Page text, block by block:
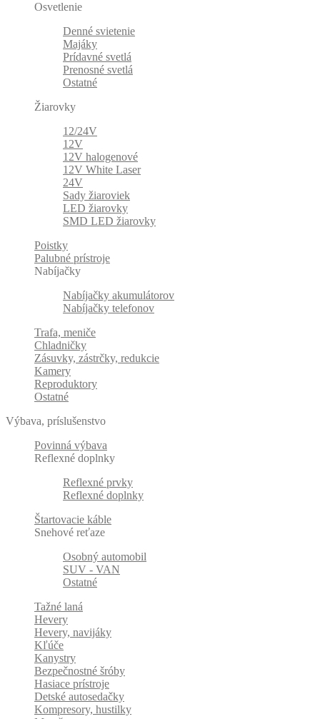
Osvetlenie
Denné svietenie
Majáky
Prídavné svetlá
Prenosné svetlá
Ostatné
Žiarovky
12/24V
12V
12V halogenové
12V White Laser
24V
Sady žiaroviek
LED žiarovky
SMD LED žiarovky
Poistky
Palubné prístroje
Nabíjačky
Nabíjačky akumulátorov
Nabíjačky telefonov
Trafa, meniče
Chladničky
Zásuvky, zástrčky, redukcie
Kamery
Reproduktory
Ostatné
Výbava, príslušenstvo
Povinná výbava
Reflexné doplnky
Reflexné prvky
Reflexné doplnky
Štartovacie káble
Snehové reťaze
Osobný automobil
SUV - VAN
Ostatné
Tažné laná
Hevery
Hevery, navijáky
Kľúče
Kanystry
Bezpečnostné šróby
Hasiace prístroje
Detské autosedačky
Kompresory, hustilky